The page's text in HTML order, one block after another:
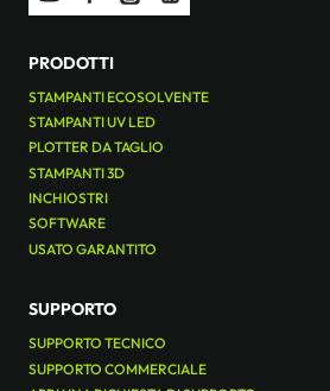
PRODOTTI
STAMPANTI ECOSOLVENTE
STAMPANTI UV LED
PLOTTER DA TAGLIO
STAMPANTI 3D
INCHIOSTRI
SOFTWARE
USATO GARANTITO
SUPPORTO
SUPPORTO TECNICO
SUPPORTO COMMERCIALE